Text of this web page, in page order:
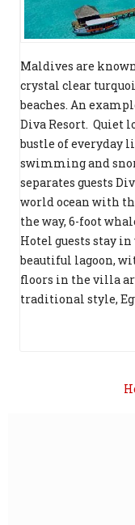
Maldives are
crystal clear
beaches. An
Diva Resort. Quiet
bustle of everyday
swimming and
separates guests
world ocean with
the way, 6-foot
Hotel guests stay
beautiful lagoon,
floors in the villa
traditional style,